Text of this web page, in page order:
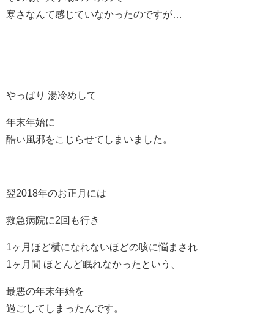
寒さなんて感じていなかったのですが…
やっぱり 湯冷めして
年末年始に
酷い風邪をこじらせてしまいました。
翌2018年のお正月には
救急病院に2回も行き
1ヶ月ほど横になれないほどの咳に悩まされ
1ヶ月間 ほとんど眠れなかったという、
最悪の年末年始を
過ごしてしまったんです。